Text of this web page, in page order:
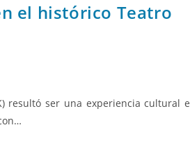
el histórico Teatro
resultó ser una experiencia cultural e